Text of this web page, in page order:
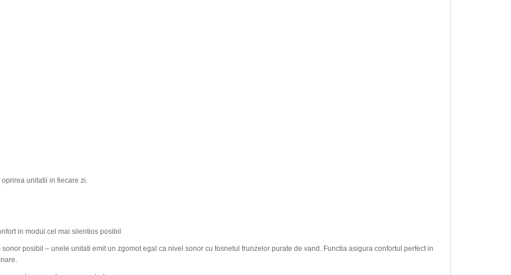
unitatii in fiecare zi.
in modul cel mai silentios posibil
posibil – unele unitati emit un zgomot egal ca nivel sonor cu fosnetul frunzelor purate de vand. Functia asigura confortul perfect in